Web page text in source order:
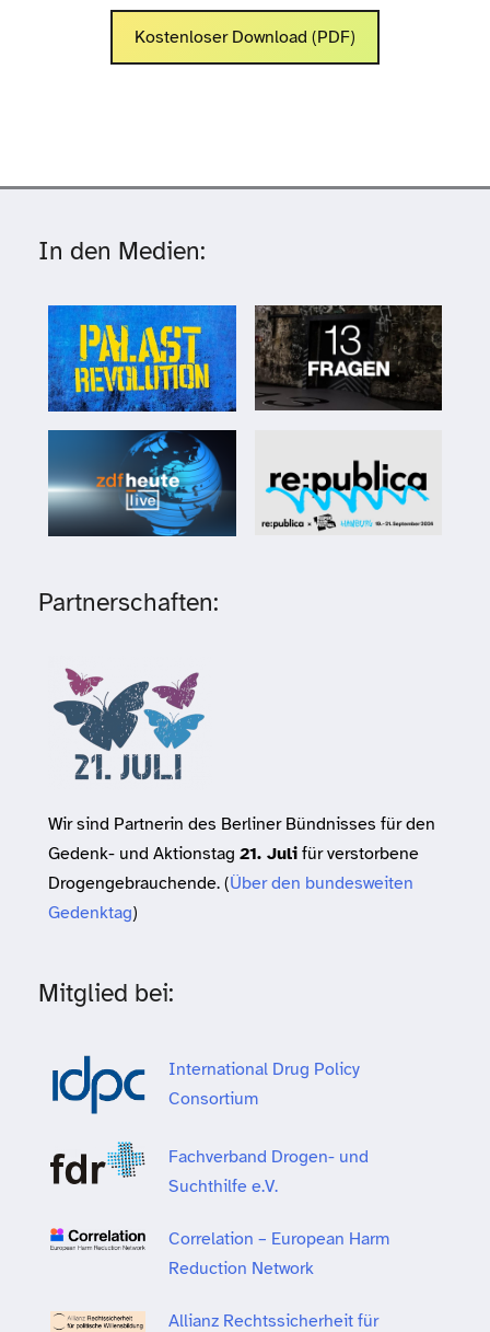
Kostenloser Download (PDF)
In den Medien:
Partnerschaften:
Wir sind Partnerin des Berliner Bündnisses für den
Gedenk- und Aktionstag 21. Julifür verstorbene
Drogengebrauchende. (Über den bundesweiten
Gedenktag)
Mitglied bei:
International Drug Policy
Consortium
Fachverband Drogen- und
Suchthilfe e.V.
Correlation – European Harm
Reduction Network
Allianz Rechtssicherheit für